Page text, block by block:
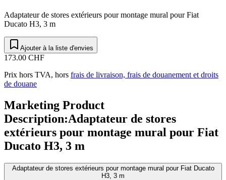
Adaptateur de stores extérieurs pour montage mural pour Fiat
Ducato H3, 3 m
Ajouter à la liste d'envies
173.00 CHF
Prix hors TVA, hors frais de livraison, frais de douanement et droits
de douane
Marketing Product
Description:Adaptateur de stores
extérieurs pour montage mural pour Fiat
Ducato H3, 3 m
Adaptateur de stores extérieurs pour montage mural pour Fiat Ducato
H3, 3 m